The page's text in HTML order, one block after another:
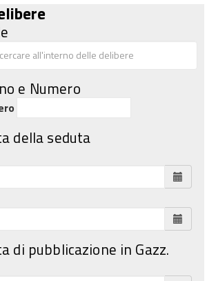
e Numero
della seduta
di pubblicazione in Gazz.